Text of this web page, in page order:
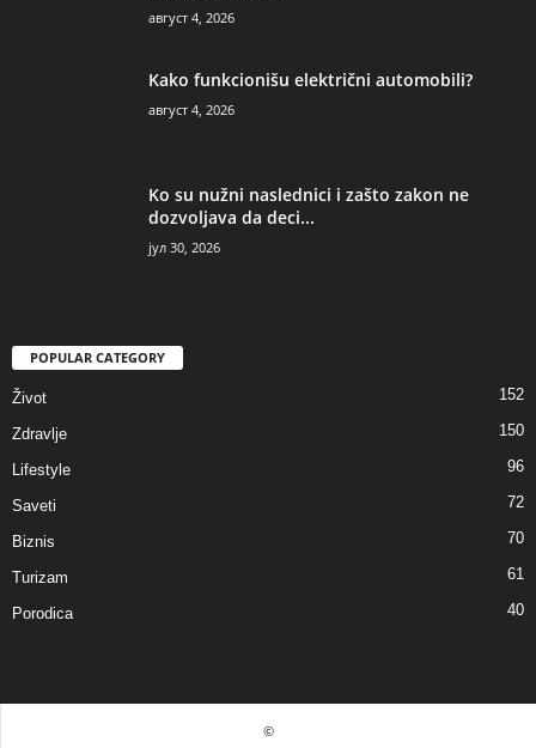
август 4, 2026
Kako funkcionišu električni automobili?
август 4, 2026
Ko su nužni naslednici i zašto zakon ne
dozvoljava da deci...
јул 30, 2026
POPULAR CATEGORY
Život 152
Zdravlje 150
Lifestyle 96
Saveti 72
Biznis 70
Turizam 61
Porodica 40
©